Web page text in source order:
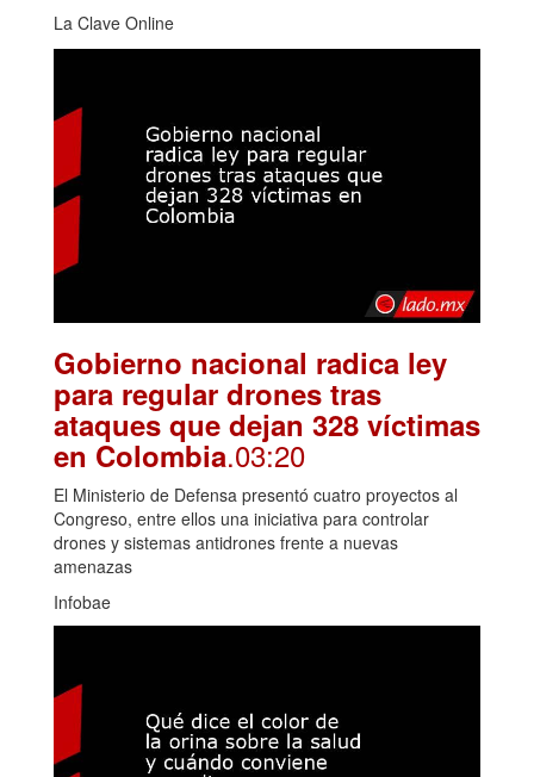
La Clave Online
Gobierno nacional radica ley
para regular drones tras
ataques que dejan 328 víctimas
en Colombia.03:20
El Ministerio de Defensa presentó cuatro proyectos al
Congreso, entre ellos una iniciativa para controlar
drones y sistemas antidrones frente a nuevas
amenazas
Infobae